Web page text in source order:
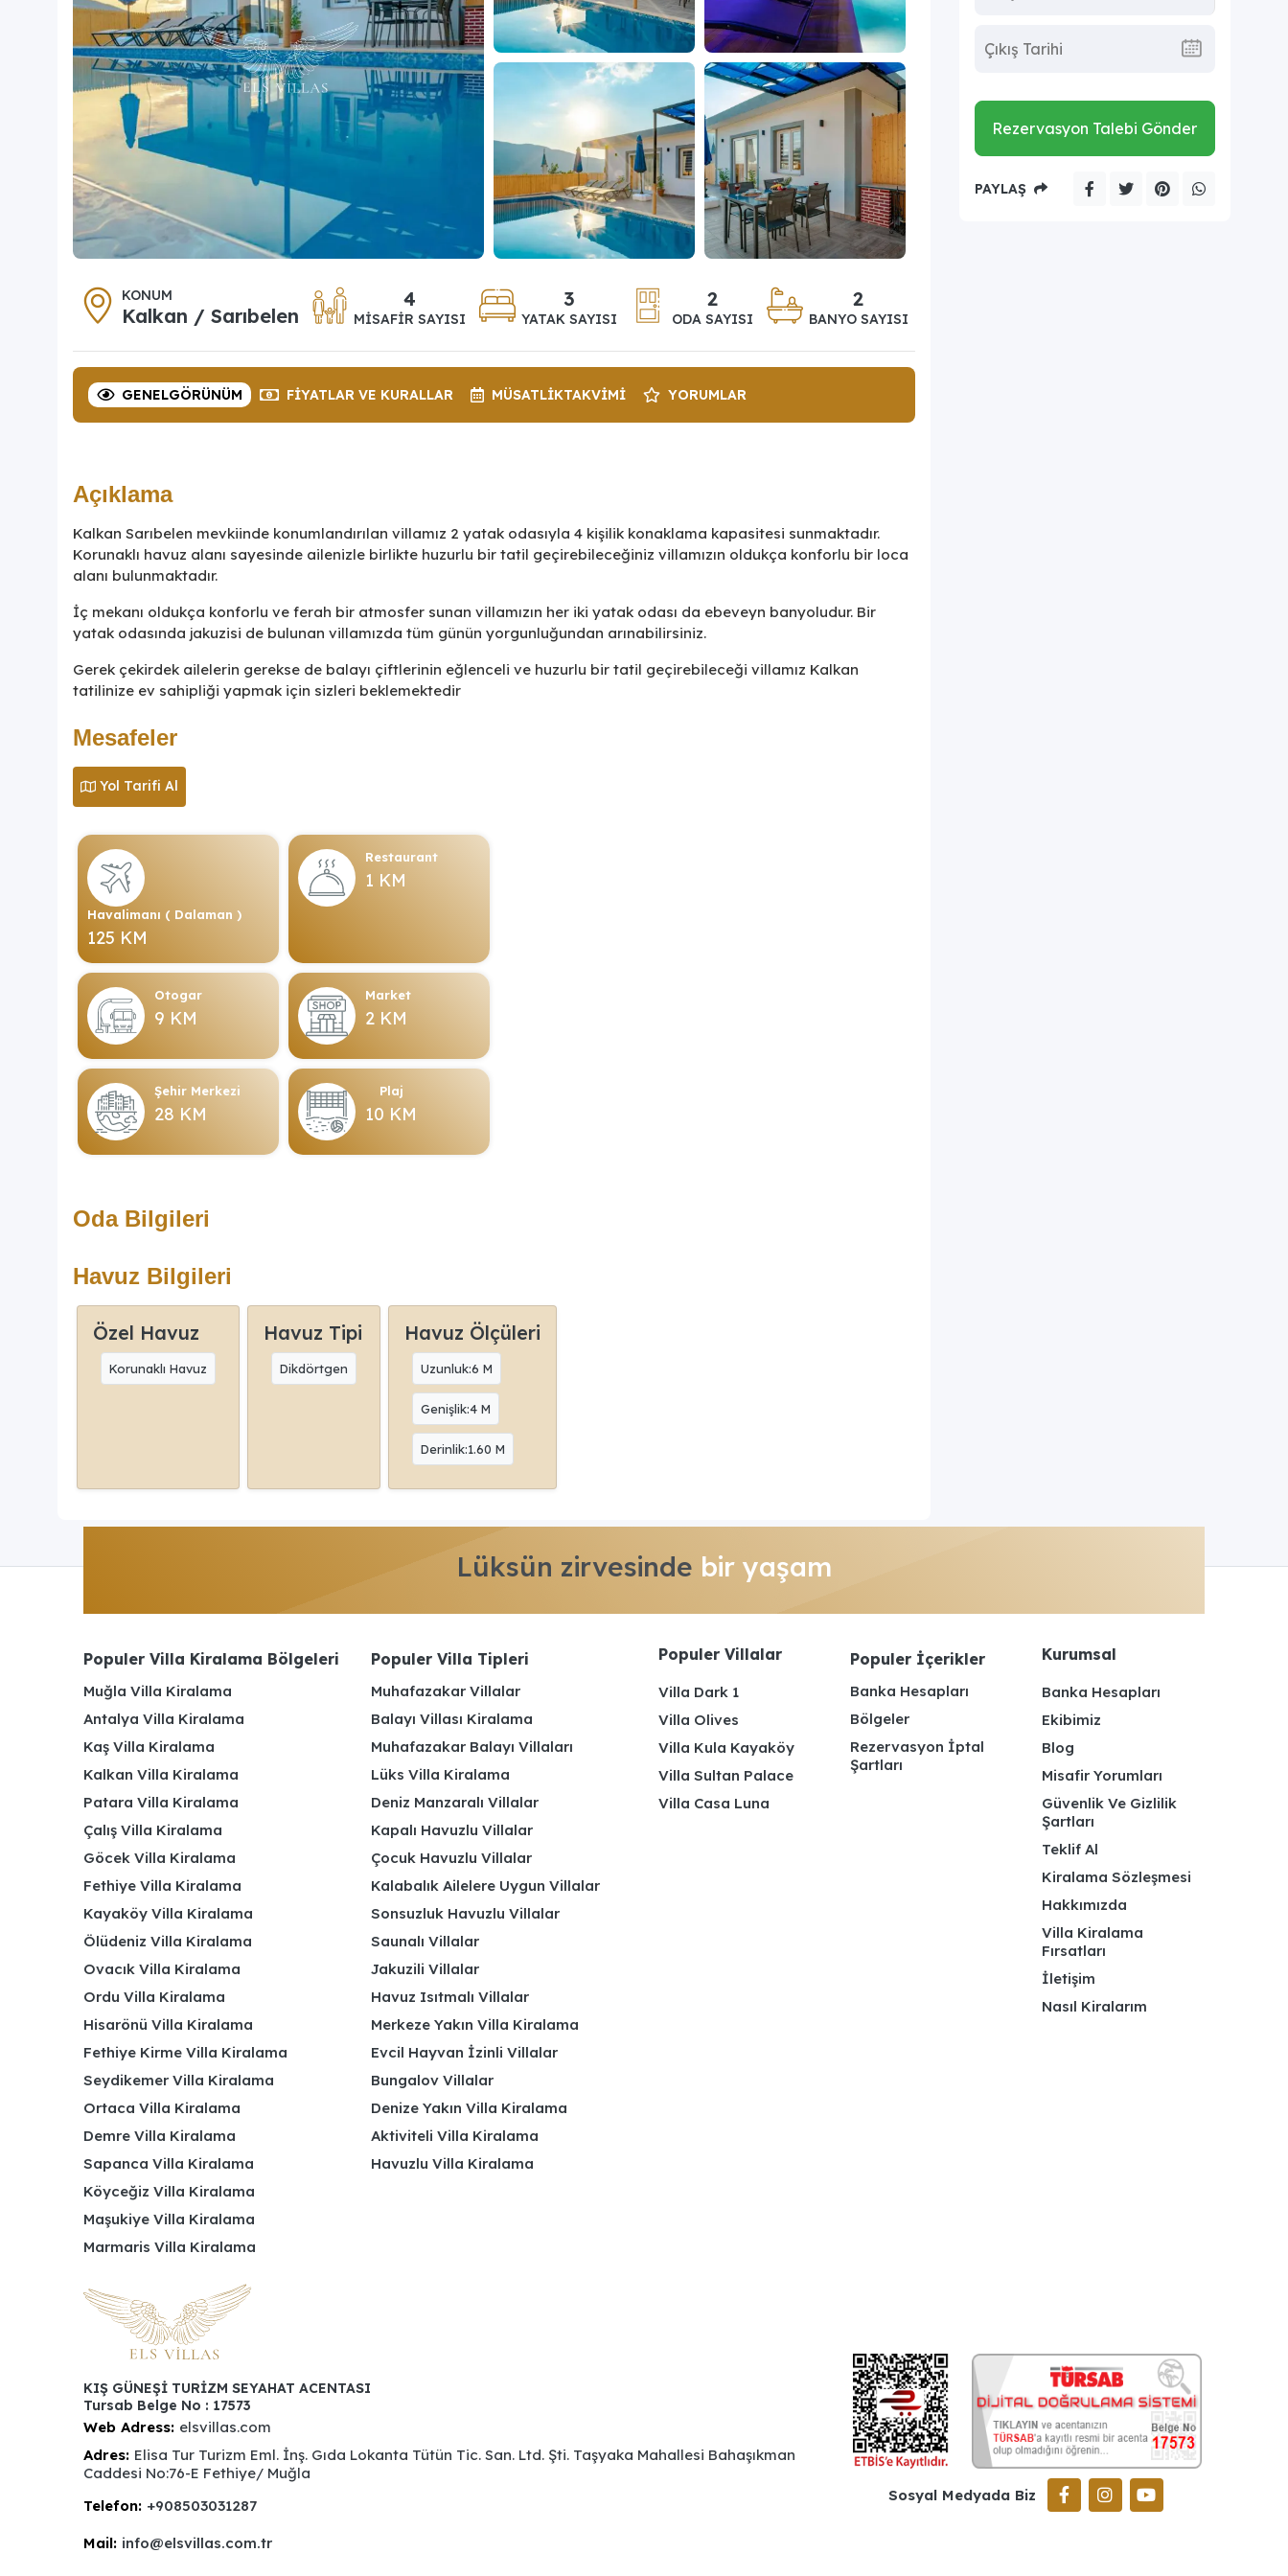
KONUM
Kalkan / Sarıbelen
4
MISAFIR SAYISI
3
YATAK SAYISI
2
ODA SAYISI
2
BANYO SAYISI
GENELGÖRÜNÜM FIYATLAR VE KURALLAR MÜSATLIKTAKVIMI YORUMLAR
Açıklama
Kalkan Sarıbelen mevkiinde konumlandırılan villamız 2 yatak odasıyla 4 kişilik konaklama kapasitesi sunmaktadır.
Korunaklı havuz alanı sayesinde ailenizle birlikte huzurlu bir tatil geçirebileceğiniz villamızın oldukça konforlu bir loca
alanı bulunmaktadır.
İç mekanı oldukça konforlu ve ferah bir atmosfer sunan villamızın her iki yatak odası da ebeveyn banyoludur. Bir
yatak odasında jakuzisi de bulunan villamızda tüm günün yorgunluğundan arınabilirsiniz.
Gerek çekirdek ailelerin gerekse de balayı çiftlerinin eğlenceli ve huzurlu bir tatil geçirebileceği villamız Kalkan
tatilinize ev sahipliği yapmak için sizleri beklemektedir
Mesafeler
Yol Tarifi Al
Havalimanı ( Dalaman )
125 KM
Restaurant
1 KM
Otogar
9 KM
Market
2 KM
Şehir Merkezi
28 KM
Plaj
10 KM
Oda Bilgileri
Havuz Bilgileri
Özel Havuz
Korunaklı Havuz
Havuz Tipi
Dikdörtgen
Havuz Ölçüleri
Uzunluk:6 M
Genişlik:4 M
Derinlik:1.60 M
Rezervasyon Talebi Gönder
PAYLAŞ
Lüksün zirvesinde bir yaşam
Populer Villa Kiralama Bölgeleri
Muğla Villa Kiralama
Antalya Villa Kiralama
Kaş Villa Kiralama
Kalkan Villa Kiralama
Patara Villa Kiralama
Çalış Villa Kiralama
Göcek Villa Kiralama
Fethiye Villa Kiralama
Kayaköy Villa Kiralama
Ölüdeniz Villa Kiralama
Ovacık Villa Kiralama
Ordu Villa Kiralama
Hisarönü Villa Kiralama
Fethiye Kirme Villa Kiralama
Seydikemer Villa Kiralama
Ortaca Villa Kiralama
Demre Villa Kiralama
Sapanca Villa Kiralama
Köyceğiz Villa Kiralama
Maşukiye Villa Kiralama
Marmaris Villa Kiralama
Populer Villa Tipleri
Muhafazakar Villalar
Balayı Villası Kiralama
Muhafazakar Balayı Villaları
Lüks Villa Kiralama
Deniz Manzaralı Villalar
Kapalı Havuzlu Villalar
Çocuk Havuzlu Villalar
Kalabalık Ailelere Uygun Villalar
Sonsuzluk Havuzlu Villalar
Saunalı Villalar
Jakuzili Villalar
Havuz Isıtmalı Villalar
Merkeze Yakın Villa Kiralama
Evcil Hayvan İzinli Villalar
Bungalov Villalar
Denize Yakın Villa Kiralama
Aktiviteli Villa Kiralama
Havuzlu Villa Kiralama
Populer Villalar
Villa Dark 1
Villa Olives
Villa Kula Kayaköy
Villa Sultan Palace
Villa Casa Luna
Populer İçerikler
Banka Hesapları
Bölgeler
Rezervasyon İptal
Şartları
Kurumsal
Banka Hesapları
Ekibimiz
Blog
Misafir Yorumları
Güvenlik Ve Gizlilik
Şartları
Teklif Al
Kiralama Sözleşmesi
Hakkımızda
Villa Kiralama
Fırsatları
İletişim
Nasıl Kiralarım
KIŞ GÜNEŞİ TURİZM SEYAHAT ACENTASI
Tursab Belge No : 17573
Web Adress: elsvillas.com
Adres: Elisa Tur Turizm Eml. İnş. Gıda Lokanta Tütün Tic. San. Ltd. Şti. Taşyaka Mahallesi Bahaşıkman
Caddesi No:76-E Fethiye/ Muğla
Telefon: +908503031287
Mail: info@elsvillas.com.tr
Sosyal Medyada Biz